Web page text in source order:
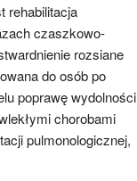
rehabilitacja
czaszkowo-
rozsiane
do osób po
poprawę wydolności
chorobami
pulmonologicznej,